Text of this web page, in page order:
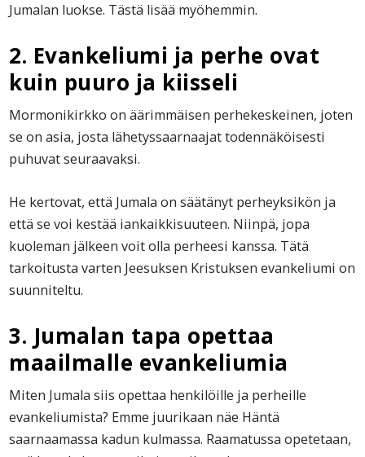
Jumalan luokse. Tästä lisää myöhemmin.
2. Evankeliumi ja perhe ovat
kuin puuro ja kiisseli
Mormonikirkko on äärimmäisen perhekeskeinen, joten
se on asia, josta lähetyssaarnaajat todennäköisesti
puhuvat seuraavaksi.
He kertovat, että Jumala on säätänyt perheyksikön ja
että se voi kestää iankaikkisuuteen. Niinpä, jopa
kuoleman jälkeen voit olla perheesi kanssa. Tätä
tarkoitusta varten Jeesuksen Kristuksen evankeliumi on
suunniteltu.
3. Jumalan tapa opettaa
maailmalle evankeliumia
Miten Jumala siis opettaa henkilöille ja perheille
evankeliumista? Emme juurikaan näe Häntä
saarnaamassa kadun kulmassa. Raamatussa opetetaan,